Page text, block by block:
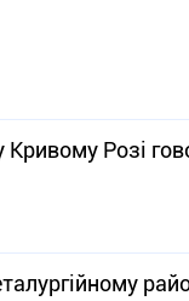
Кривому Розі